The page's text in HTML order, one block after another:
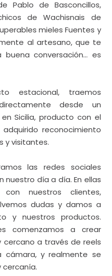
reconocimiento
y visitantes.
las redes sociales
día a día. En ellas
nuestros clientes,
y nuestros productos.
comenzamos a crear
a través de reels
cámara, y realmente se
cercanía.
de la ciudad para crear
nuestro ultimo sorteo
las míticas tiendas de
viene a través de
hemos